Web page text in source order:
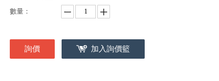
數量：
詢價 加入詢價籃